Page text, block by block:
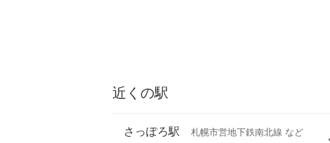
近くの駅
さっぽろ駅 札幌市営地下鉄南北線 など